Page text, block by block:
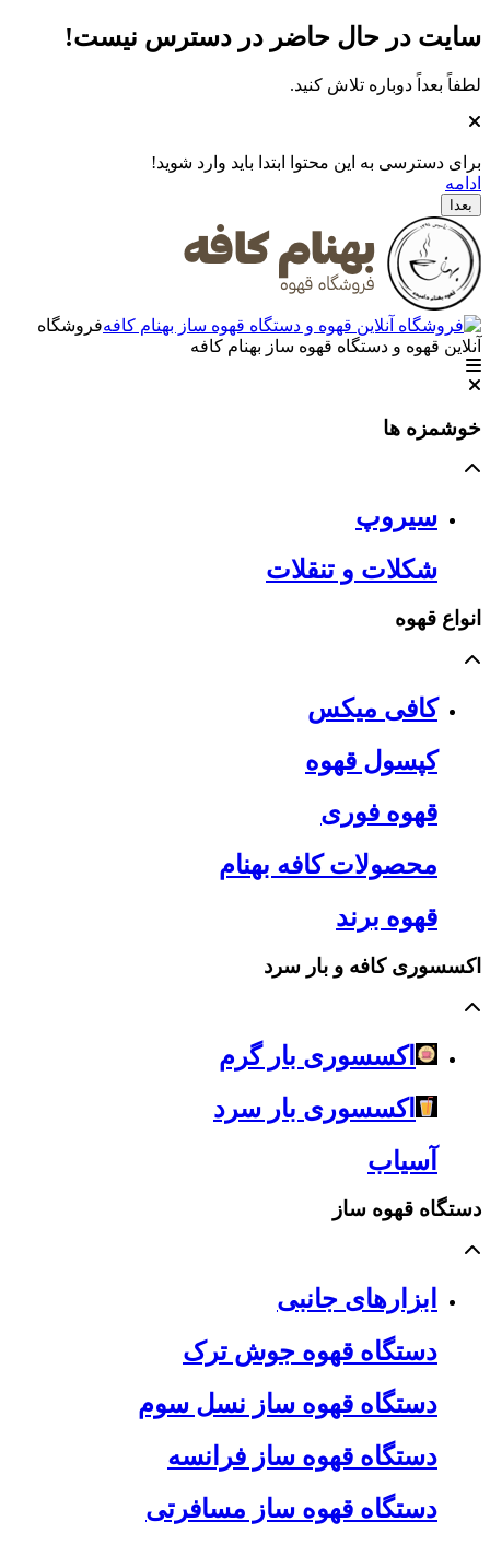
سایت در حال حاضر در دسترس نیست!
لطفاً بعداً دوباره تلاش کنید.
برای دسترسی به این محتوا ابتدا باید وارد شوید!
ادامه
بعدا
فروشگاه
آنلاین قهوه و دستگاه قهوه ساز بهنام کافه
خوشمزه ها
سیروپ
شکلات و تنقلات
انواع قهوه
کافی میکس
کپسول قهوه
قهوه فوری
محصولات کافه بهنام
قهوه برند
اکسسوری کافه و بار سرد
اکسسوری بار گرم
اکسسوری بار سرد
آسیاب
دستگاه قهوه ساز
ابزارهای جانبی
دستگاه قهوه جوش ترک
دستگاه قهوه ساز نسل سوم
دستگاه قهوه ساز فرانسه
دستگاه قهوه ساز مسافرتی